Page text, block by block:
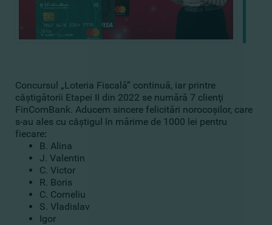
Concursul „Loteria Fiscală” continuă, iar printre
câştigătorii Etapei II din 2022 se numără 7 clienţi
FinComBank. Aducem sincere felicitări norocoşilor, сare
s-au ales cu câştigul în mărime de 1000 lei pentru
fiecare:
B. Alina
J. Valentin
C. Victor
R. Boris
C. Corneliu
S. Vladislav
Igor